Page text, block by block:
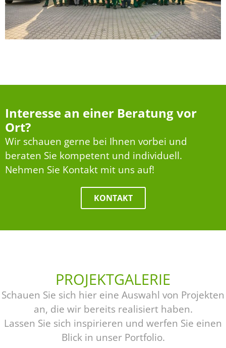
Interesse an einer Beratung vor
Ort?
Wir schauen gerne bei Ihnen vorbei und
beraten Sie kompetent und individuell.
Nehmen Sie Kontakt mit uns auf!
KONTAKT
PROJEKTGALERIE
Schauen Sie sich hier eine Auswahl von Projekten
an, die wir bereits realisiert haben.
Lassen Sie sich inspirieren und werfen Sie einen
Blick in unser Portfolio.